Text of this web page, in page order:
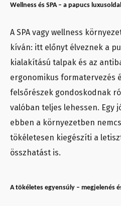
Wellness és SPA – a papucs
A SPA vagy wellness
kíván: itt előnyt élveznek a
kialakítású talpak és az
ergonomikus formatervezés
felsőrészek gondoskodnak
valóban teljes lehessen. Egy
ebben a környezetben
tökéletesen kiegészíti a
összhatást is.
A tökéletes egyensúly – megjelenés